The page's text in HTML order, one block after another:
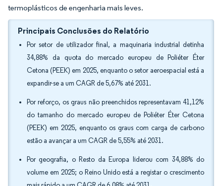
termoplásticos de engenharia mais leves.
Principais Conclusões do Relatório
Por setor de utilizador final, a maquinaria industrial detinha
34,88% da quota do mercado europeu de Poliéter Éter
Cetona (PEEK) em 2025, enquanto o setor aeroespacial está a
expandir-se a um CAGR de 5,67% até 2031.
Por reforço, os graus não preenchidos representavam 41,12%
do tamanho do mercado europeu de Poliéter Éter Cetona
(PEEK) em 2025, enquanto os graus com carga de carbono
estão a avançar a um CAGR de 5,55% até 2031.
Por geografia, o Resto da Europa liderou com 34,88% do
volume em 2025; o Reino Unido está a registar o crescimento